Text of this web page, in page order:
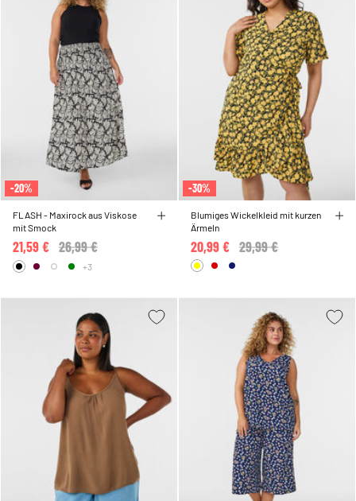
-20%
FLASH - Maxirock aus Viskose
mit Smock
Price reduced from
26,99 €
21,59 €
+3
-30%
Blumiges Wickelkleid mit kurzen
Ärmeln
Price reduced from
29,99 €
20,99 €